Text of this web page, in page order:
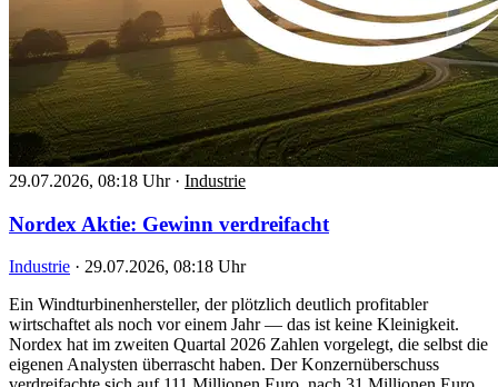
29.07.2026, 08:18 Uhr · Industrie
Nordex Aktie: Gewinn verdreifacht
Industrie · 29.07.2026, 08:18 Uhr
Ein Windturbinenhersteller, der plötzlich deutlich profitabler
wirtschaftet als noch vor einem Jahr — das ist keine Kleinigkeit.
Nordex hat im zweiten Quartal 2026 Zahlen vorgelegt, die selbst die
eigenen Analysten überrascht haben. Der Konzernüberschuss